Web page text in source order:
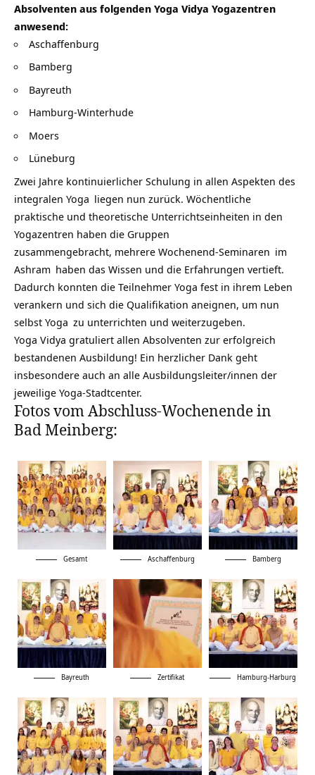
Absolventen aus folgenden Yoga Vidya Yogazentren
anwesend:
Aschaffenburg
Bamberg
Bayreuth
Hamburg-Winterhude
Moers
Lüneburg
Zwei Jahre kontinuierlicher Schulung in allen Aspekten des
integralen Yoga liegen nun zurück. Wöchentliche
praktische und theoretische Unterrichtseinheiten in den
Yogazentren haben die Gruppen
zusammengebracht, mehrere Wochenend-Seminaren im
Ashram haben das Wissen und die Erfahrungen vertieft.
Dadurch konnten die Teilnehmer Yoga fest in ihrem Leben
verankern und sich die Qualifikation aneignen, um nun
selbst Yoga zu unterrichten und weiterzugeben.
Yoga Vidya gratuliert allen Absolventen zur erfolgreich
bestandenen Ausbildung! Ein herzlicher Dank geht
insbesondere auch an alle Ausbildungsleiter/innen der
jeweilige Yoga-Stadtcenter.
Fotos vom Abschluss-Wochenende in
Bad Meinberg:
Gesamt Aschaffenburg Bamberg
Bayreuth Zertifikat Hamburg-Harburg